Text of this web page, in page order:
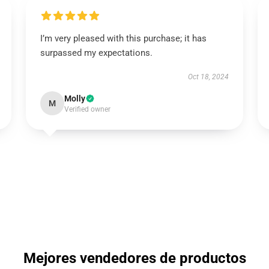
I’m very pleased with this purchase; it has
surpassed my expectations.
Oct 18, 2024
M Molly
Verified owner
Mejores vendedores de productos